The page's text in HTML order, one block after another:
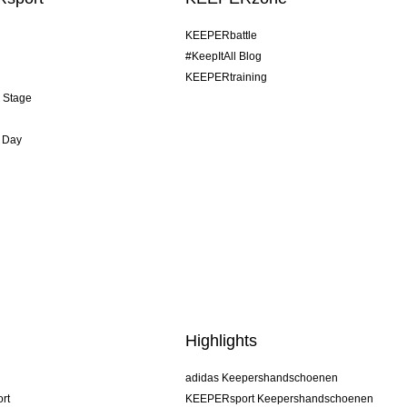
Stage
KEEPERbattle
#KeepItAll Blog
KEEPERtraining
Highlights
adidas Keepershandschoenen
KEEPERsport Keepershandschoenen